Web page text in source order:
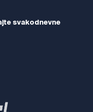
svakodnevne